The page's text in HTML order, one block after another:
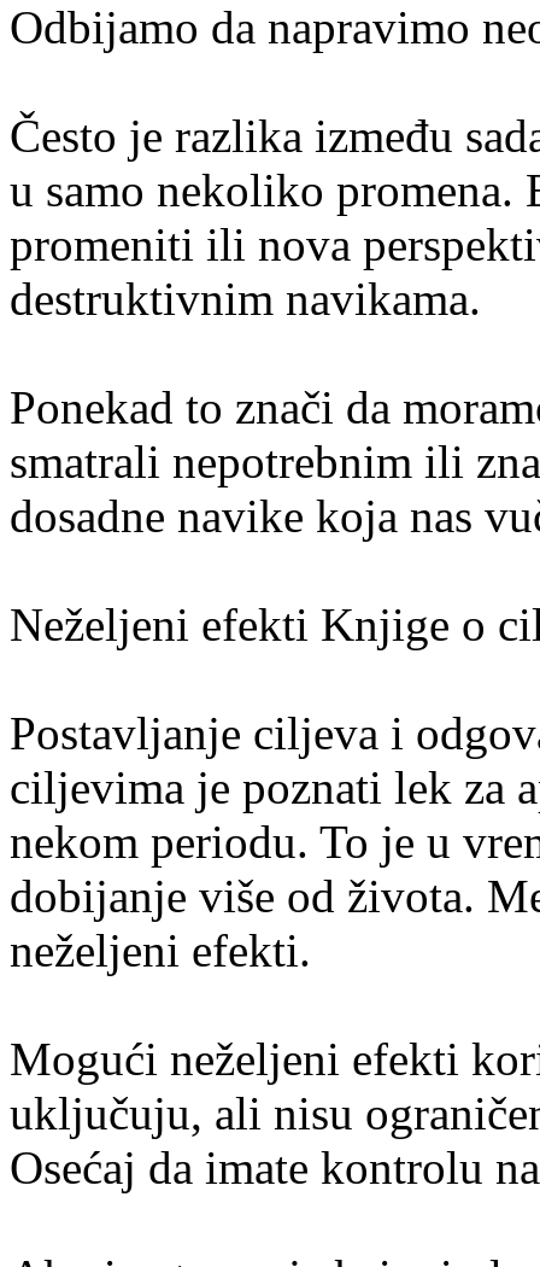
Odbijamo da napravimo
Često je razlika između
u samo nekoliko
promeniti ili nova
destruktivnim navikama.
Ponekad to znači da
smatrali nepotrebnim ili
dosadne navike koja nas
Neželjeni efekti Knjige o
Postavljanje ciljeva i
ciljevima je poznati lek za
nekom periodu. To je u
dobijanje više od života.
neželjeni efekti.
Mogući neželjeni efekti
uključuju, ali nisu
Osećaj da imate kontrolu